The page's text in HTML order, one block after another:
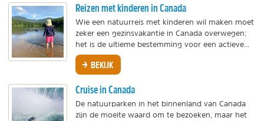
Reizen met kinderen in Canada
Wie een natuurreis met kinderen wil maken moet
zeker een gezinsvakantie in Canada overwegen;
het is de ultieme bestemming voor een actieve...
BEKIJK
Cruise in Canada
De natuurparken in het binnenland van Canada
zijn de moeite waard om te bezoeken, maar het